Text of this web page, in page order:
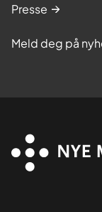
Presse
Meld deg på